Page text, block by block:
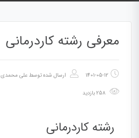
معرفی رشته کاردرمانی
1401-05-12 ارسال شده توسط علی محمدی
رشته کاردرمانی